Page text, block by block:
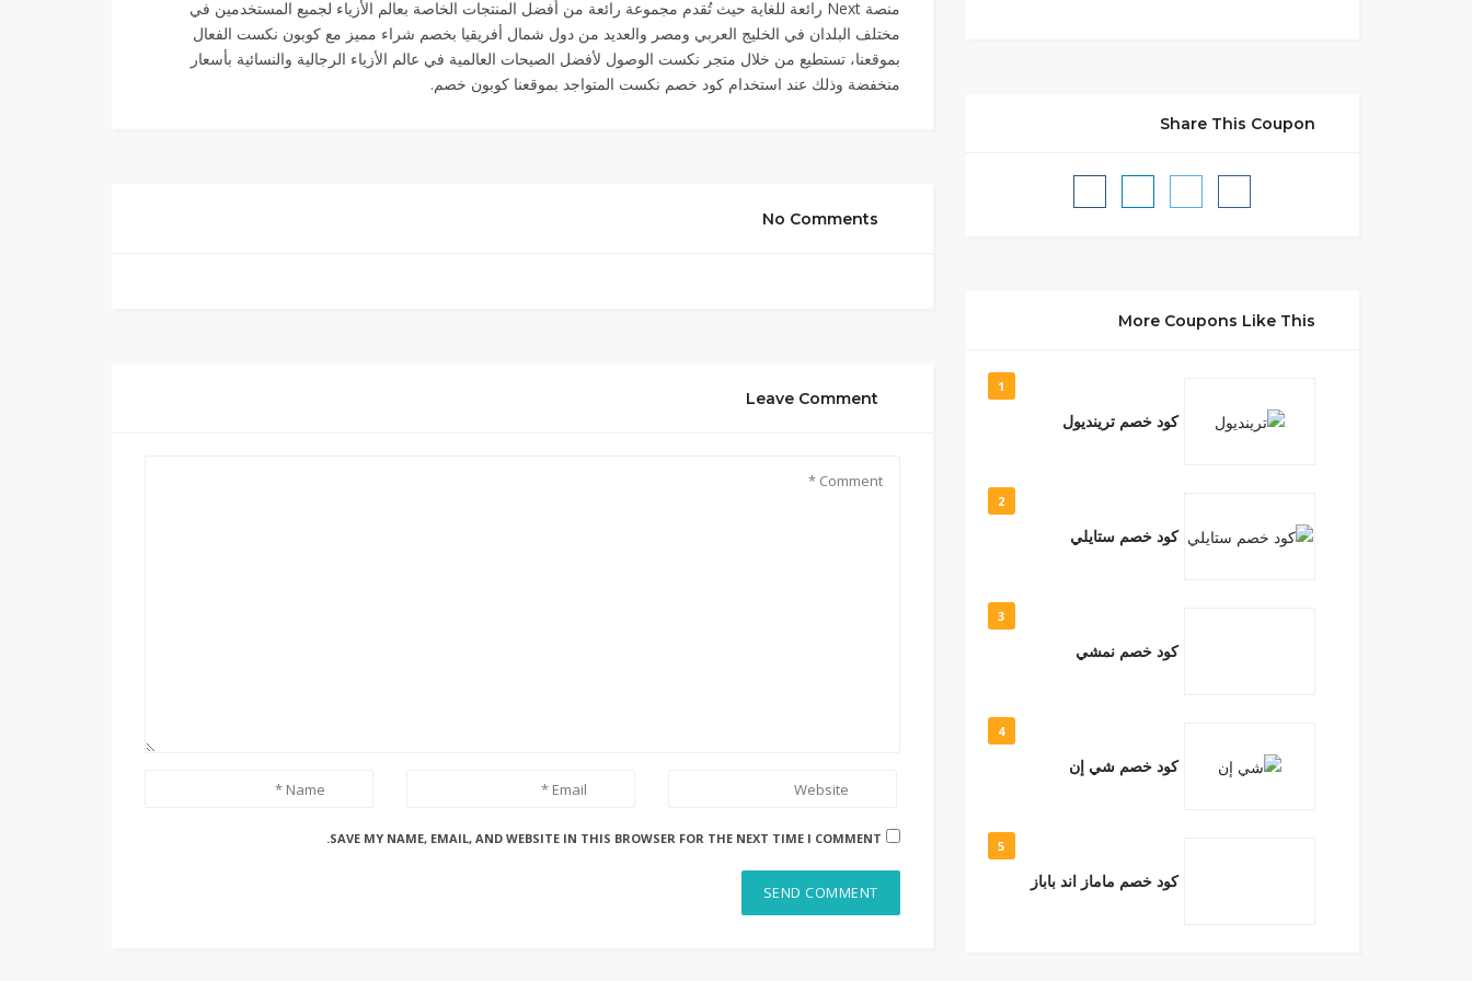
منصة Next رائعة للغاية حيث تُقدم مجموعة رائعة من أفضل المنتجات الخاصة بعالم الأزياء لجميع المستخدمين في
مختلف البلدان في الخليج العربي ومصر والعديد من دول شمال أفريقيا بخصم شراء مميز مع كوبون نكست الفعال
بموقعنا، تستطيع من خلال متجر نكست الوصول لأفضل الصيحات العالمية في عالم الأزياء الرجالية والنسائية بأسعار
منخفضة وذلك عند استخدام كود خصم نكست المتواجد بموقعنا كوبون خصم.
No Comments
Leave Comment
SAVE MY NAME, EMAIL, AND WEBSITE IN THIS BROWSER FOR THE NEXT TIME I COMMENT.
Share This Coupon
More Coupons Like This
1
كود خصم ترينديول
2
كود خصم ستايلي
3
كود خصم نمشي
4
كود خصم شي إن
5
كود خصم ماماز اند باباز